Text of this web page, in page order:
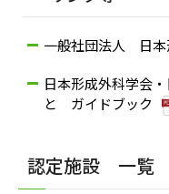
一般社団法人 日本
日本形成外科学会
と ガイドブック
認定施設 一覧